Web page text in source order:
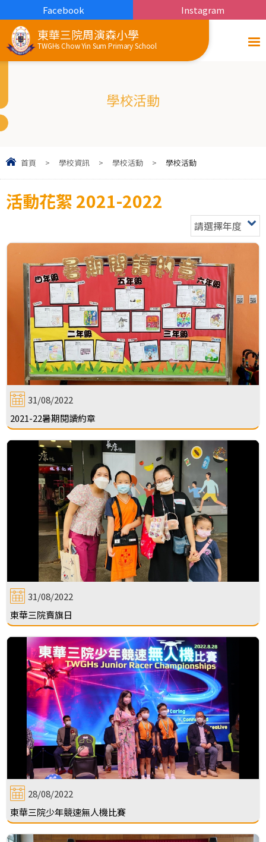
東華三院周演森小學
TWGHs Chow Yin Sum Primary School
Facebook Instagram
學校活動
首頁 > 學校資訊 > 學校活動 > 學校活動
活動花絮 2021-2022
請選擇年度
31/08/2022
2021-22暑期閱讀約章
31/08/2022
東華三院賣旗日
28/08/2022
東華三院少年競速無人機比賽